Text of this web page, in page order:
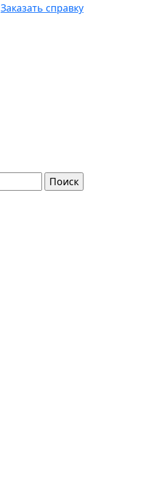
Заказать справку